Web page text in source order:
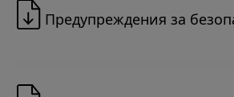
Предупреждения за